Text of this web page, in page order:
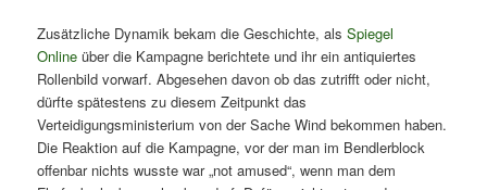
Zusätzliche Dynamik bekam die Geschichte, alsSpiegel
Online über die Kampagne berichtete und ihr ein antiquiertes
Rollenbild vorwarf. Abgesehen davon ob das zutrifft oder nicht,
dürfte spätestens zu diesem Zeitpunkt das
Verteidigungsministerium von der Sache Wind bekommen haben.
Die Reaktion auf die Kampagne, vor der man im Bendlerblock
offenbar nichts wusste war „not amused“, wenn man dem